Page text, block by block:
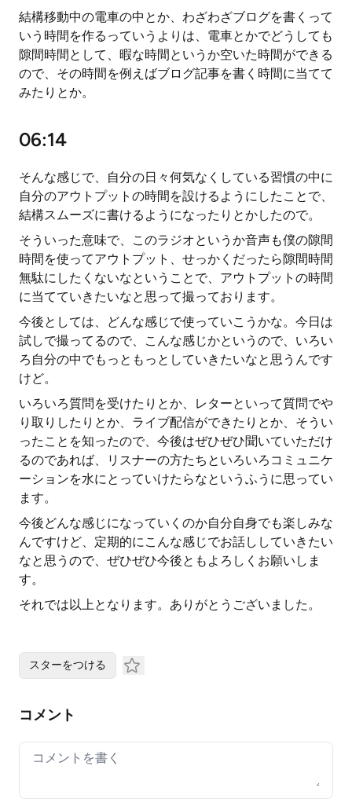
結構移動中の電車の中とか、わざわざブログを書くって
いう時間を作るっていうよりは、電車とかでどうしても
隙間時間として、暇な時間というか空いた時間ができる
ので、その時間を例えばブログ記事を書く時間に当てて
みたりとか。
06:14
そんな感じで、自分の日々何気なくしている習慣の中に
自分のアウトプットの時間を設けるようにしたことで、
結構スムーズに書けるようになったりとかしたので。
そういった意味で、このラジオというか音声も僕の隙間
時間を使ってアウトプット、せっかくだったら隙間時間
無駄にしたくないなということで、アウトプットの時間
に当てていきたいなと思って撮っております。
今後としては、どんな感じで使っていこうかな。今日は
試しで撮ってるので、こんな感じかというので、いろい
ろ自分の中でもっともっとしていきたいなと思うんです
けど。
いろいろ質問を受けたりとか、レターといって質問でや
り取りしたりとか、ライブ配信ができたりとか、そうい
ったことを知ったので、今後はぜひぜひ聞いていただけ
るのであれば、リスナーの方たちといろいろコミュニケ
ーションを水にとっていけたらなというふうに思ってい
ます。
今後どんな感じになっていくのか自分自身でも楽しみな
んですけど、定期的にこんな感じでお話ししていきたい
なと思うので、ぜひぜひ今後ともよろしくお願いしま
す。
それでは以上となります。ありがとうございました。
スターをつける
コメント
Your comment